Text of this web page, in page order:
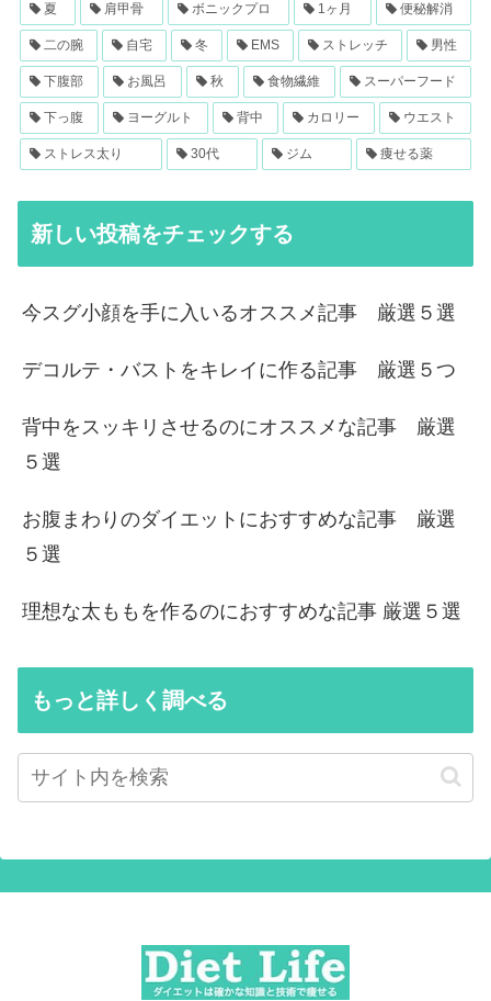
夏 肩甲骨 ボニックプロ 1ヶ月 便秘解消
二の腕 自宅 冬 EMS ストレッチ 男性
下腹部 お風呂 秋 食物繊維 スーパーフード
下っ腹 ヨーグルト 背中 カロリー ウエスト
ストレス太り 30代 ジム 痩せる薬
新しい投稿をチェックする
今スグ小顔を手に入いるオススメ記事 厳選５選
デコルテ・バストをキレイに作る記事 厳選５つ
背中をスッキリさせるのにオススメな記事 厳選
５選
お腹まわりのダイエットにおすすめな記事 厳選
５選
理想な太ももを作るのにおすすめな記事 厳選５選
もっと詳しく調べる